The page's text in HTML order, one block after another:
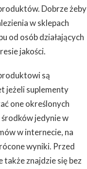
Dobrze żeby
w sklepach
od osób działających
jakości.
są
jeżeli suplementy
one określonych
jedynie w
w internecie, na
wyniki. Przed
także znajdzie się bez